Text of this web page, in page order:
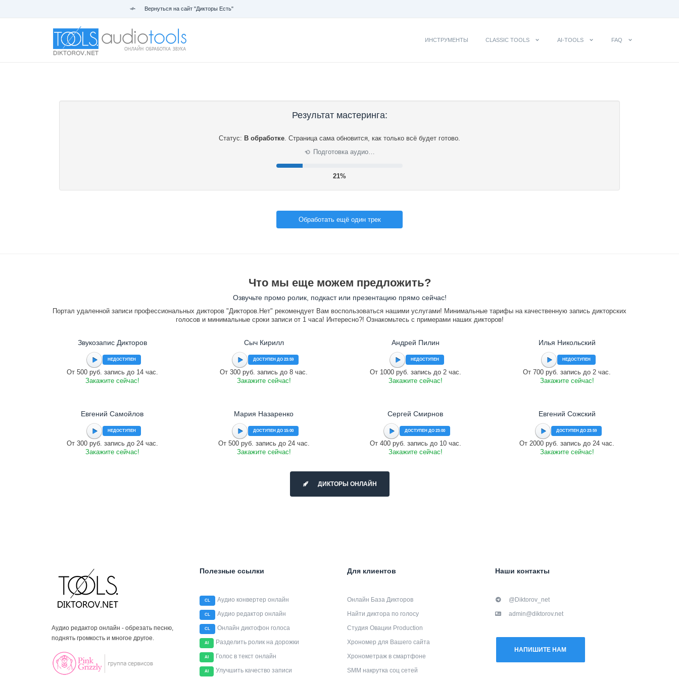
Вернуться на сайт "Дикторы Есть"
ИНСТРУМЕНТЫ CLASSIC TOOLS AI-TOOLS FAQ
Результат мастеринга:
Статус: В обработке. Страница сама обновится, как только всё будет готово.
⟳ Подготовка аудио…
22%
Обработать ещё один трек
Что мы еще можем предложить?
Озвучьте промо ролик, подкаст или презентацию прямо сейчас!
Портал удаленной записи профессиональных дикторов "Дикторов.Нет" рекомендует Вам воспользоваться нашими услугами! Минимальные тарифы на качественную запись дикторских
голосов и минимальные сроки записи от 1 часа! Интересно?! Ознакомьтесь с примерами наших дикторов!
Звукозапис Дикторов
НЕДОСТУПЕН
От 500 руб. запись до 14 час.
Закажите сейчас!
Сыч Кирилл
ДОСТУПЕН ДО 23:59
От 300 руб. запись до 8 час.
Закажите сейчас!
Андрей Пилин
НЕДОСТУПЕН
От 1000 руб. запись до 2 час.
Закажите сейчас!
Илья Никольский
НЕДОСТУПЕН
От 700 руб. запись до 2 час.
Закажите сейчас!
Евгений Самойлов
НЕДОСТУПЕН
От 300 руб. запись до 24 час.
Закажите сейчас!
Мария Назаренко
ДОСТУПЕН ДО 15:00
От 500 руб. запись до 24 час.
Закажите сейчас!
Сергей Смирнов
ДОСТУПЕН ДО 23:00
От 400 руб. запись до 10 час.
Закажите сейчас!
Евгений Сожский
ДОСТУПЕН ДО 23:59
От 2000 руб. запись до 24 час.
Закажите сейчас!
ДИКТОРЫ ОНЛАЙН
Аудио редактор онлайн - обрезать песню,
поднять громкость и многое другое.
Полезные ссылки
CL Аудио конвертер онлайн
CL Аудио редактор онлайн
CL Онлайн диктофон голоса
AI Разделить ролик на дорожки
AI Голос в текст онлайн
AI Улучшить качество записи
Для клиентов
Онлайн База Дикторов
Найти диктора по голосу
Студия Овации Production
Хрономер для Вашего сайта
Хронометраж в смартфоне
SMM накрутка соц сетей
Наши контакты
@Diktorov_net
admin@diktorov.net
НАПИШИТЕ НАМ